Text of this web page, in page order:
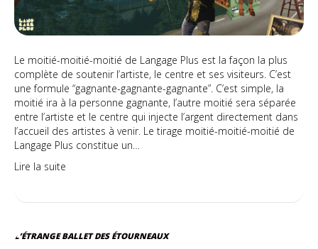
Le moitié-moitié-moitié de Langage Plus est la façon la plus
complète de soutenir l’artiste, le centre et ses visiteurs. C’est
une formule “gagnante-gagnante-gagnante”. C’est simple, la
moitié ira à la personne gagnante, l’autre moitié sera séparée
entre l’artiste et le centre qui injecte l’argent directement dans
l’accueil des artistes à venir. Le tirage moitié-moitié-moitié de
Langage Plus constitue un…
Lire la suite
L’ÉTRANGE BALLET DES ÉTOURNEAUX